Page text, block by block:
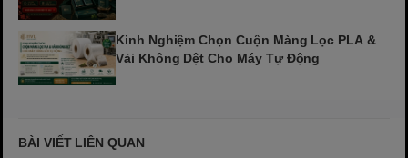
Kinh Nghiệm Chọn Cuộn Màng Lọc PLA &
Vải Không Dệt Cho Máy Tự Động
BÀI VIẾT LIÊN QUAN